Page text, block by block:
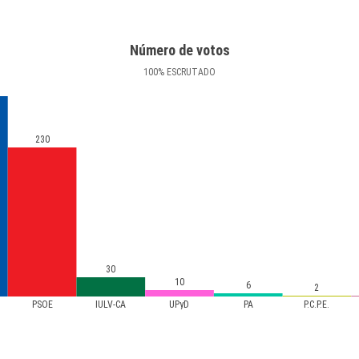
Número de votos
100% ESCRUTADO
PSOE IULV-CA UPyD PA P.C.P.E.
230
30
10
6 2